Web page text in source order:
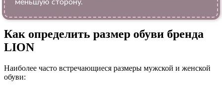
меньшую сторону.
Как определить размер обуви брендa
LION
Наиболее часто встречающиеся размеры мужской и женской
обуви: